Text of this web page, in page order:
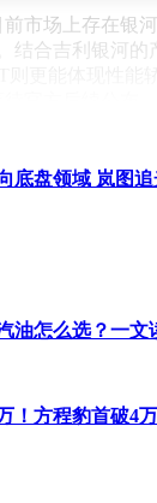
市场上存在银
结合吉利银河
官方后续公布
时代电池、激
接对标Model 3、
、MPV、硬派越
电轿跑细分市场
寸+电动尾翼+高
既满足了年轻用
该车极有可能
底盘领域 岚图
油怎么选？一
！方程豹首破4